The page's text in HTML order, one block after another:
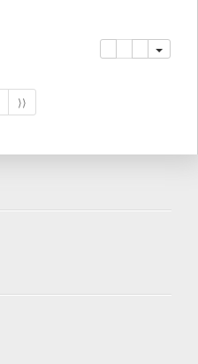
копировать
удалить
⟩⟩